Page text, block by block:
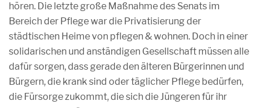
hören. Die letzte große Maßnahme des Senats im
Bereich der Pflege war die Privatisierung der
städtischen Heime von pflegen & wohnen. Doch in einer
solidarischen und anständigen Gesellschaft müssen alle
dafür sorgen, dass gerade den älteren Bürgerinnen und
Bürgern, die krank sind oder täglicher Pflege bedürfen,
die Fürsorge zukommt, die sich die Jüngeren für ihr